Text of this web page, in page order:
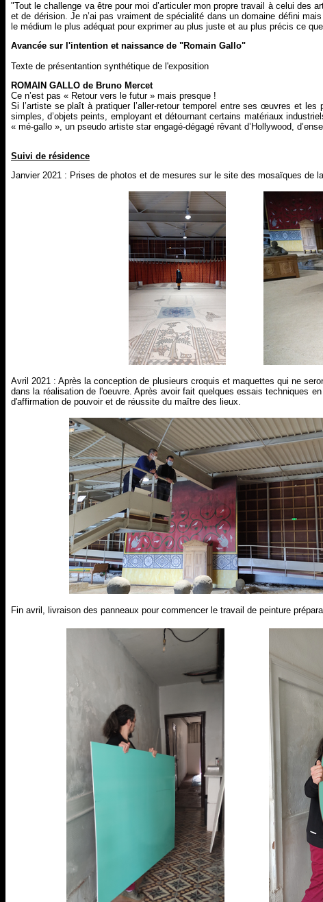
"Tout le challenge va être pour moi d’articuler mon propre travail à celui des
et de dérision. Je n’ai pas vraiment de spécialité dans un domaine défini
le médium le plus adéquat pour exprimer au plus juste et au plus précis ce
Avancée sur l'intention et naissance de "Romain Gallo"
Texte de présentantion synthétique de l'exposition
ROMAIN GALLO de Bruno Mercet
Ce n’est pas « Retour vers le futur » mais presque !
Si l’artiste se plaît à pratiquer l’aller-retour temporel entre ses œuvres et
simples, d’objets peints, employant et détournant certains matériaux
« mé-gallo », un pseudo artiste star engagé-dégagé rêvant d’Hollywood,
Suivi de résidence
Janvier 2021 : Prises de photos et de mesures sur le site des mosaïques de
Avril 2021 : Après la conception de plusieurs croquis et maquettes qui ne
dans la réalisation de l'oeuvre. Après avoir fait quelques essais techniques
d'affirmation de pouvoir et de réussite du maître des lieux.
Fin avril, livraison des panneaux pour commencer le travail de peinture